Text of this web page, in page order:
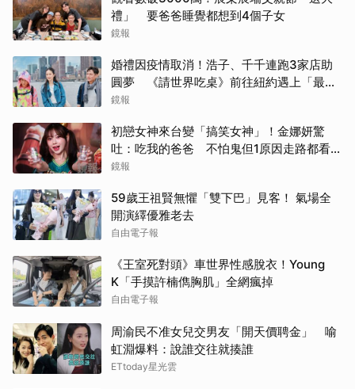
禮」 要爸爸睡覺都想到4個子女
鏡報
婚禮因疫情取消！浩子、千千連跑3家店助
圓夢 《請世界吃桌》前往紐約遇上「最多
限制」
鏡報
初戀女神來台變「搞笑女神」！金娜妍驚
吐：吃我的爸爸 不怕鬼但1原因走路都看地
上
鏡報
59歲王祖賢無懼「雙下巴」見客！ 氣場全
開演繹優雅老去
自由電子報
《王室死對頭》車世界性感脫衣！Young
K「手摸許楠儁胸肌」全網瘋掉
自由電子報
周渝民不准女兒交男友「開天價聘金」 喻
虹淵爆料：說誰交往就揍誰
ETtoday星光雲